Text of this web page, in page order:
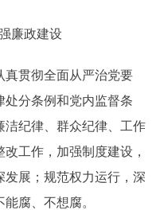
廉政建设
真贯彻全面从严治党要
处分条例和党内监督条
洁纪律、群众纪律、工作
工作， 加强制度建设，
展；规范权力运行， 深
腐、不想腐。